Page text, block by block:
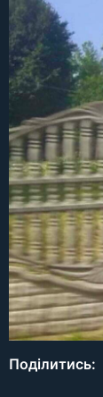
Поділитись: